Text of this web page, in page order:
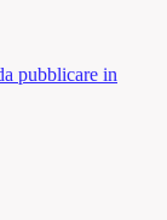
pubblicare in